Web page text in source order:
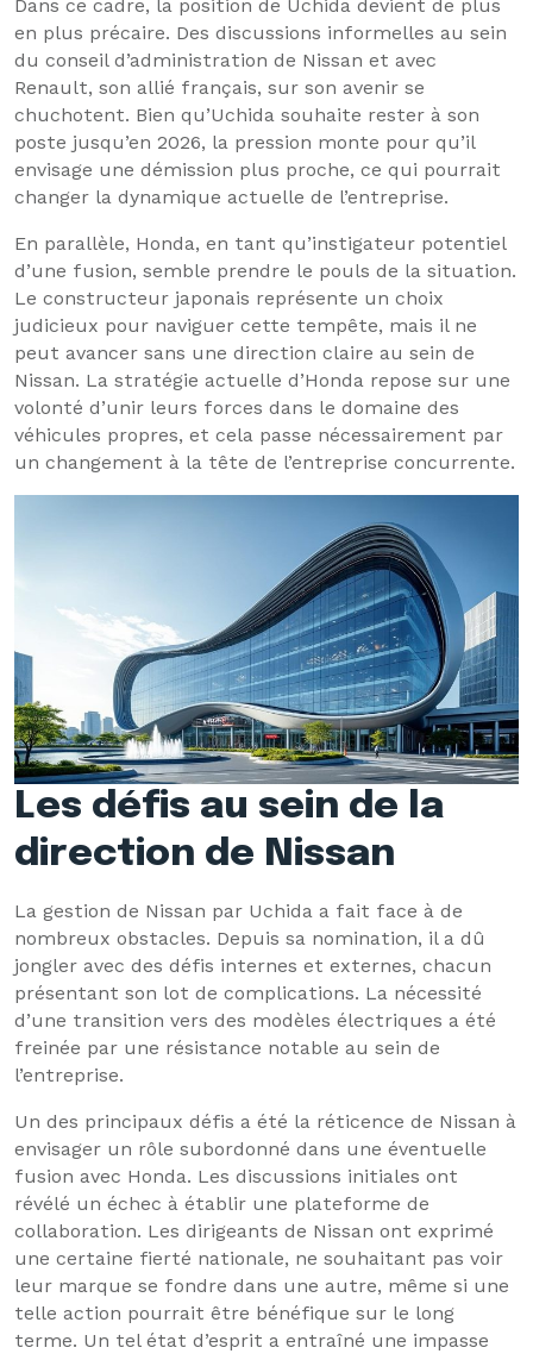
Dans ce cadre, la position de Uchida devient de plus
en plus précaire. Des discussions informelles au sein
du conseil d’administration de Nissan et avec
Renault, son allié français, sur son avenir se
chuchotent. Bien qu’Uchida souhaite rester à son
poste jusqu’en 2026, la pression monte pour qu’il
envisage une démission plus proche, ce qui pourrait
changer la dynamique actuelle de l’entreprise.
En parallèle, Honda, en tant qu’instigateur potentiel
d’une fusion, semble prendre le pouls de la situation.
Le constructeur japonais représente un choix
judicieux pour naviguer cette tempête, mais il ne
peut avancer sans une direction claire au sein de
Nissan. La stratégie actuelle d’Honda repose sur une
volonté d’unir leurs forces dans le domaine des
véhicules propres, et cela passe nécessairement par
un changement à la tête de l’entreprise concurrente.
Les défis au sein de la
direction de Nissan
La gestion de Nissan par Uchida a fait face à de
nombreux obstacles. Depuis sa nomination, il a dû
jongler avec des défis internes et externes, chacun
présentant son lot de complications. La nécessité
d’une transition vers des modèles électriques a été
freinée par une résistance notable au sein de
l’entreprise.
Un des principaux défis a été la réticence de Nissan à
envisager un rôle subordonné dans une éventuelle
fusion avec Honda. Les discussions initiales ont
révélé un échec à établir une plateforme de
collaboration. Les dirigeants de Nissan ont exprimé
une certaine fierté nationale, ne souhaitant pas voir
leur marque se fondre dans une autre, même si une
telle action pourrait être bénéfique sur le long
terme. Un tel état d’esprit a entraîné une impasse